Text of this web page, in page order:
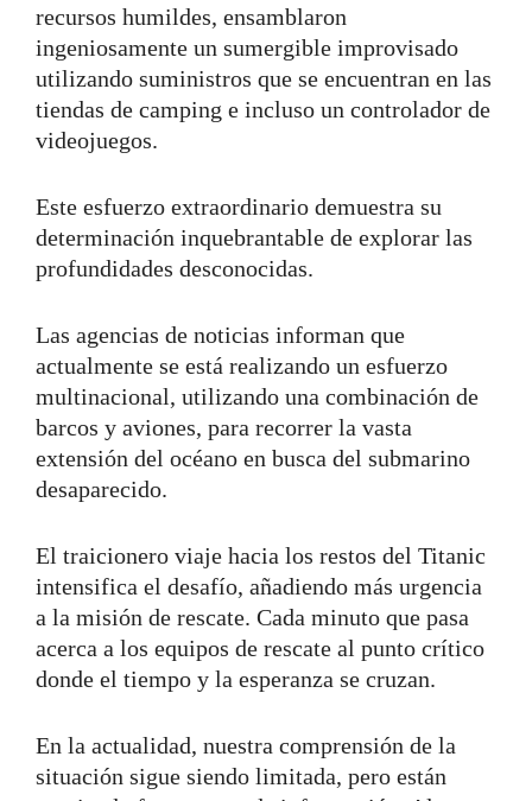
recursos humildes, ensamblaron
ingeniosamente un sumergible improvisado
utilizando suministros que se encuentran en las
tiendas de camping e incluso un controlador de
videojuegos.
Este esfuerzo extraordinario demuestra su
determinación inquebrantable de explorar las
profundidades desconocidas.
Las agencias de noticias informan que
actualmente se está realizando un esfuerzo
multinacional, utilizando una combinación de
barcos y aviones, para recorrer la vasta
extensión del océano en busca del submarino
desaparecido.
El traicionero viaje hacia los restos del Titanic
intensifica el desafío, añadiendo más urgencia
a la misión de rescate. Cada minuto que pasa
acerca a los equipos de rescate al punto crítico
donde el tiempo y la esperanza se cruzan.
En la actualidad, nuestra comprensión de la
situación sigue siendo limitada, pero están